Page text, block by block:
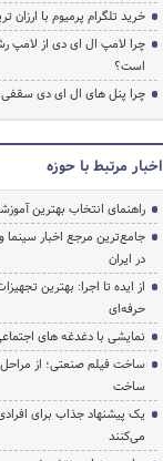
خرید تلگرام پرمیوم با ارزان
چرا لامپ ال ای دی از لامپ
است؟
چرا پنل های ال ای دی
اخبار مرتبط با حوزه
راهنمای انتخاب بهترین
جامع‌ترین مرجع اخبار
در ایران
از ایده تا اجرا: بهترین
حرفه‌ای
نمایشی با دغدغه های
ساخت فیلم صنعتی؛ از مراحل
ساخت
می‌کنند